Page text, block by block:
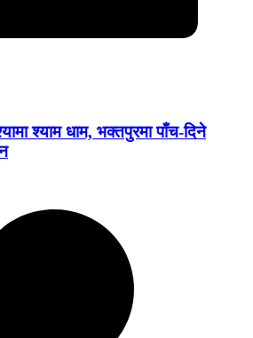
श्याम धाम, भक्तपुरमा पाँच-दिने